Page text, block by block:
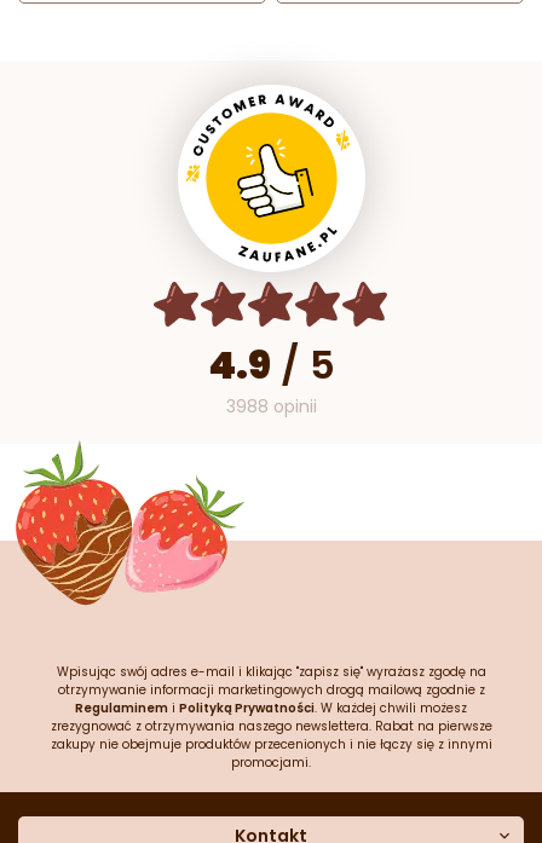
4.9 / 5
3988 opinii
Wpisując swój adres e-mail i klikając "zapisz się" wyrażasz zgodę na
otrzymywanie informacji marketingowych drogą mailową zgodnie z
Regulaminem i Polityką Prywatności. W każdej chwili możesz
zrezygnować z otrzymywania naszego newslettera. Rabat na pierwsze
zakupy nie obejmuje produktów przecenionych i nie łączy się z innymi
promocjami.
Kontakt